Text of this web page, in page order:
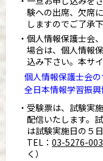
験への出席、欠席
しますのでご了承下
個人情報保護士会
場合は、個人情報
込み下さい。本サ
個人情報保護士会
全日本情報学習振
受験票は、試験実
配信いたします。
は試験実施日の５
TEL： 03-5276-
く）